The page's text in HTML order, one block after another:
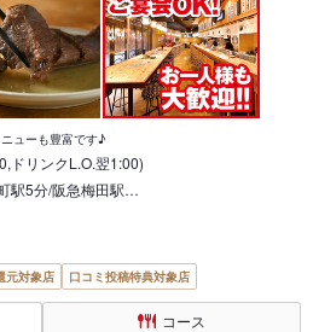
ューも豊富です♪
ドリンクL.O.翌1:00)
駅5分/阪急梅田駅…
元対象店 口コミ投稿特典対象店
コース